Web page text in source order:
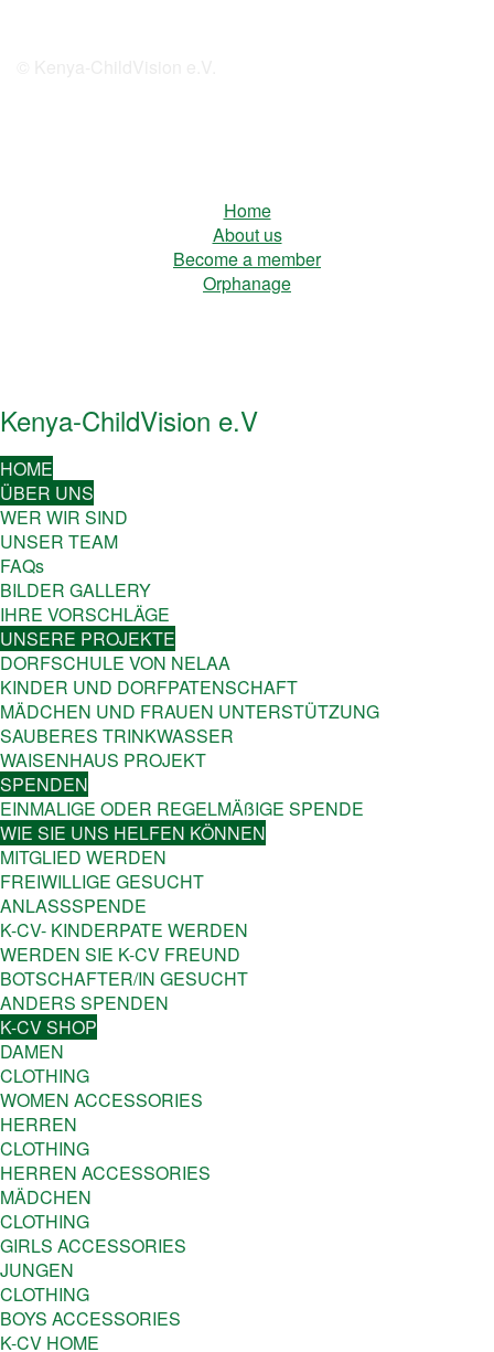
Home
About us
Become a member
Orphanage
Kenya-ChildVision e.V
HOME
ÜBER UNS
WER WIR SIND
UNSER TEAM
FAQs
BILDER GALLERY
IHRE VORSCHLÄGE
UNSERE PROJEKTE
DORFSCHULE VON NELAA
KINDER UND DORFPATENSCHAFT
MÄDCHEN UND FRAUEN UNTERSTÜTZUNG
SAUBERES TRINKWASSER
WAISENHAUS PROJEKT
SPENDEN
EINMALIGE ODER REGELMÄßIGE SPENDE
WIE SIE UNS HELFEN KÖNNEN
MITGLIED WERDEN
FREIWILLIGE GESUCHT
ANLASSSPENDE
K-CV- KINDERPATE WERDEN
WERDEN SIE K-CV FREUND
BOTSCHAFTER/IN GESUCHT
ANDERS SPENDEN
K-CV SHOP
DAMEN
CLOTHING
WOMEN ACCESSORIES
HERREN
CLOTHING
HERREN ACCESSORIES
MÄDCHEN
CLOTHING
GIRLS ACCESSORIES
JUNGEN
CLOTHING
BOYS ACCESSORIES
K-CV HOME